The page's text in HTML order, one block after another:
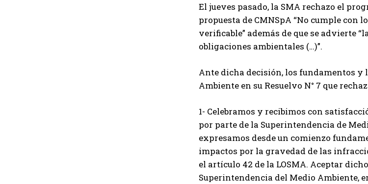
El jueves pasado, la SMA rechazo el
propuesta de CMNSpA “No cumple con
verificable” además de que se advierte
obligaciones ambientales (…)”.
Ante dicha decisión, los fundamentos y
Ambiente en su Resuelvo N° 7 que
1- Celebramos y recibimos con
por parte de la Superintendencia de
expresamos desde un comienzo
impactos por la gravedad de las
el artículo 42 de la LOSMA. Aceptar
Superintendencia del Medio Ambiente,